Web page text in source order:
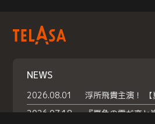
NEWS
2026.08.01
2026.07.18